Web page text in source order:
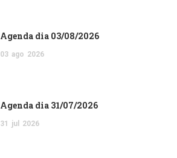
Agenda dia 03/08/2026
03 ago 2026
Agenda dia 31/07/2026
31 jul 2026